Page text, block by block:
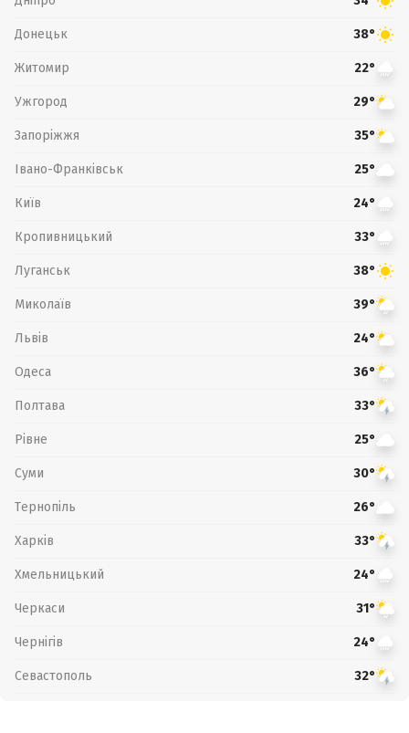
Донецьк 38°
Житомир 22°
Ужгород 29°
Запоріжжя 35°
Івано-Франківськ 25°
Київ 24°
Кропивницький 33°
Луганськ 38°
Миколаїв 39°
Львів 24°
Одеса 36°
Полтава 33°
Рівне 25°
Суми 30°
Тернопіль 26°
Харків 33°
Хмельницький 24°
Черкаси 31°
Чернігів 24°
Севастополь 32°